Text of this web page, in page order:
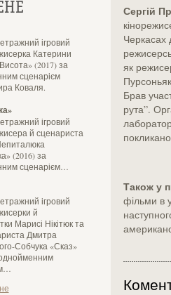
ігровий
Катерини
(2017) за
сценарієм
Коваля.
ігровий
й сценариста
(2016) за
сценарієм…
ігровий
й
Марисі Нікітюк та
Дмитра
Собчука «Сказ»
Сергій
Черкасах
як
Брав
рута”.
Також у
фільми в